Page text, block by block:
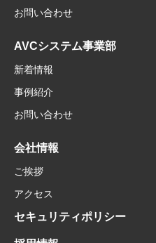
お問い合わせ
AVCシステム事業部
新着情報
事例紹介
お問い合わせ
会社情報
ご挨拶
アクセス
セキュリティポリシー